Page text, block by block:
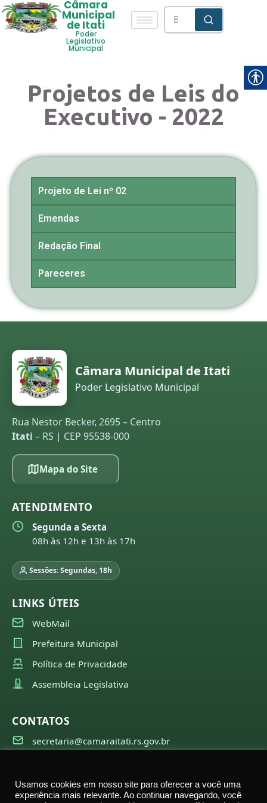
Câmara
Municipal
de Itati
Poder
Legislativo
Municipal
Projetos de Leis do
Executivo - 2022
Projeto de Lei nº 02
Emendas
Redação Final
Pareceres
Câmara Municipal de Itati
Poder Legislativo Municipal
Rua Nestor Becker, 2695 – Centro
Itati – RS | CEP 95538-000
Mapa do Site
ATENDIMENTO
Segunda a Sexta
08h às 12h e 13h às 17h
Sessões: Segundas, 18h
LINKS ÚTEIS
WebMail
Prefeitura Municipal
Política de Privacidade
Assembleia Legislativa
CONTATOS
secretaria@camaraitati.rs.gov.br
Usamos cookies em nosso site para oferecer a você uma
experiência mais relevante. Ao continuar navegando, você